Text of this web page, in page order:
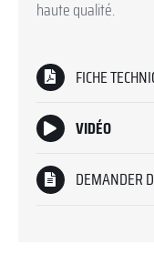
haute qualité.
FICHE
VIDÉO
DEMANDER